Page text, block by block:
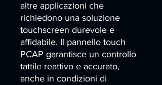
altre applicazioni che
richiedono una soluzione
touchscreen durevole e
affidabile. Il pannello touch
PCAP garantisce un controllo
tattile reattivo e accurato,
anche in condizioni di